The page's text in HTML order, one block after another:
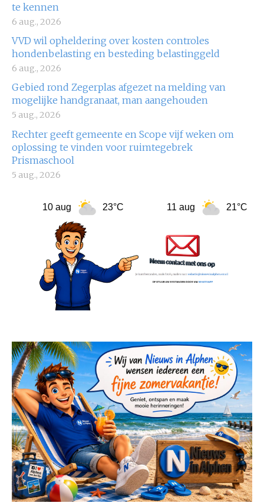
te kennen
6 aug., 2026
VVD wil opheldering over kosten controles
hondenbelasting en besteding belastinggeld
6 aug., 2026
Gebied rond Zegerplas afgezet na melding van
mogelijke handgranaat, man aangehouden
5 aug., 2026
Rechter geeft gemeente en Scope vijf weken om
oplossing te vinden voor ruimtegebrek
Prismaschool
5 aug., 2026
10 aug 23°C 11 aug 21°C